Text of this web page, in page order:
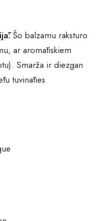
Šo balzamu raksturo
ar aromātiskiem
Smarža ir diezgan
tuvināties